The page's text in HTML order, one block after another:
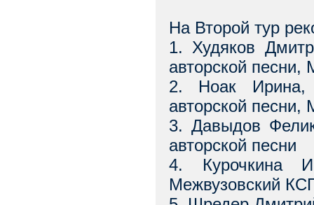
На Второй тур
1. Худяков
авторской
2. Ноак Ирина,
авторской
3. Давыдов
авторской песни
4. Курочкина
Межвузовский